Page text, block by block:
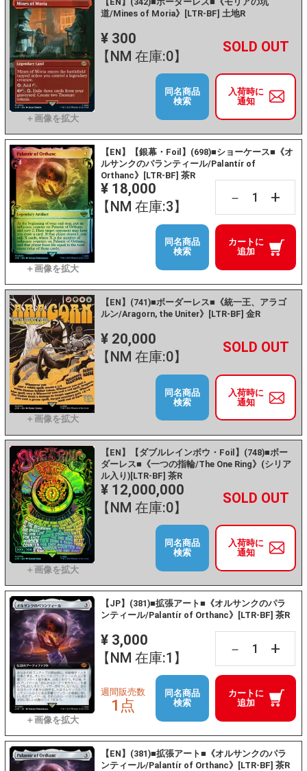
道/Mines of Moria》[LTR-BF] 土地R
¥ 300
【NM 在庫:0】
－ +
入荷時に
通知
同名商品
検索
【EN】【銀幕・Foil】(698)■ショーケース■《オ
ルサンクのパランティール/Palantír of
Orthanc》[LTR-BF] 茶R
¥ 18,000
【NM 在庫:3】
－ +
カートに
追加
同名商品
検索
【EN】(741)■ボーダーレス■《統一王、アラゴ
ルン/Aragorn, the Uniter》[LTR-BF] 金R
¥ 20,000
【NM 在庫:0】
－ +
入荷時に
通知
同名商品
検索
【EN】【ダブルレインボウ・Foil】(748)■ボー
ダーレス■《一つの指輪/The One Ring》(シリア
ル入り)[LTR-BF] 茶R
¥ 12,000,000
【NM 在庫:0】
－ +
入荷時に
通知
同名商品
検索
【JP】(381)■拡張アート■《オルサンクのパラ
ンティール/Palantír of Orthanc》[LTR-BF] 茶R
¥ 3,000
【NM 在庫:1】
－ +
カートに
追加
週間販売数
1点
同名商品
検索
【EN】(381)■拡張アート■《オルサンクのパラ
ンティール/Palantír of Orthanc》[LTR-BF] 茶R